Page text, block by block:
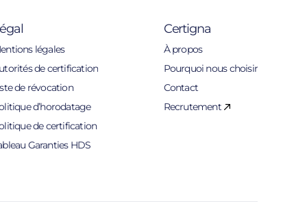
légales
de certification
de révocation
d’horodatage
de certification
Garanties HDS
Certigna
À propos
Pourquoi nous choisir
Contact
Recrutement